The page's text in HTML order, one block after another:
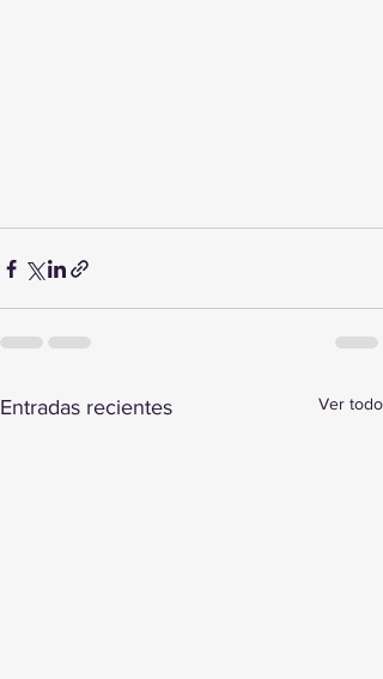
Entradas recientes Ver todo